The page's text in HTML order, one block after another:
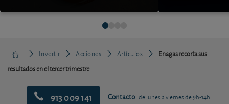
Invertir Acciones Artículos
Enagas recorta sus
resultados en el tercer trimestre
913 009 141 Contacto de lunes a viernes de 9h-14h